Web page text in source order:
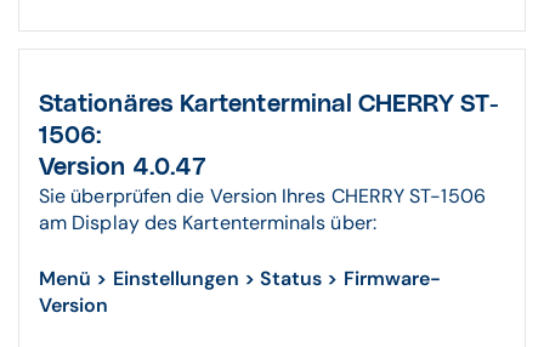
Stationäres Kartenterminal CHERRY ST-
1506:
Version 4.0.47
Sie überprüfen die Version Ihres CHERRY ST-1506
am Display des Kartenterminals über:
Menü > Einstellungen > Status > Firmware-
Version